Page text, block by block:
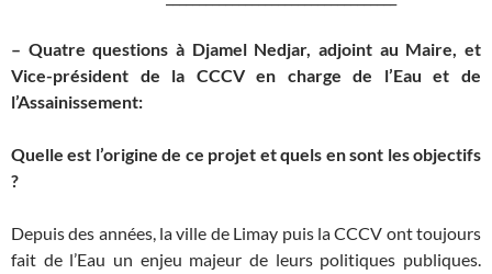
– Quatre questions à Djamel Nedjar, adjoint au Maire, et
Vice-président de la CCCV en charge de l’Eau et de
l’Assainissement:
Quelle est l’origine de ce projet et quels en sont les objectifs
?
Depuis des années, la ville de Limay puis la CCCV ont toujours
fait de l’Eau un enjeu majeur de leurs politiques publiques.